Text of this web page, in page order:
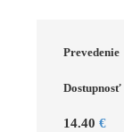
Prevedenie
Dostupnosť
14.40 €